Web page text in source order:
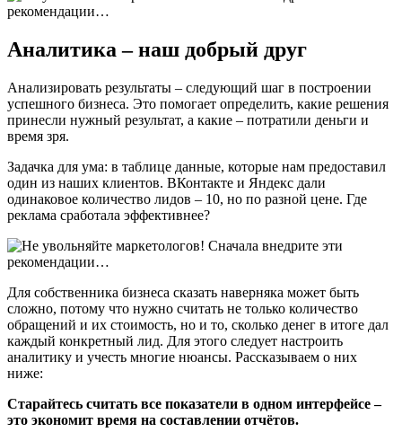
Аналитика – наш добрый друг
Анализировать результаты – следующий шаг в построении
успешного бизнеса. Это помогает определить, какие решения
принесли нужный результат, а какие – потратили деньги и
время зря.
Задачка для ума: в таблице данные, которые нам предоставил
один из наших клиентов. ВКонтакте и Яндекс дали
одинаковое количество лидов – 10, но по разной цене. Где
реклама сработала эффективнее?
Для собственника бизнеса сказать наверняка может быть
сложно, потому что нужно считать не только количество
обращений и их стоимость, но и то, сколько денег в итоге дал
каждый конкретный лид. Для этого следует настроить
аналитику и учесть многие нюансы. Рассказываем о них
ниже:
Старайтесь считать все показатели в одном интерфейсе –
это экономит время на составлении отчётов.